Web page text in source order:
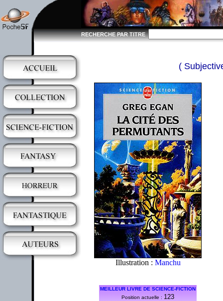
RECHERCHE PAR TITRE
(
Illustration : Manchu
MEILLEUR LIVRE DE SCIENCE-FICTION
Position actuelle : 123